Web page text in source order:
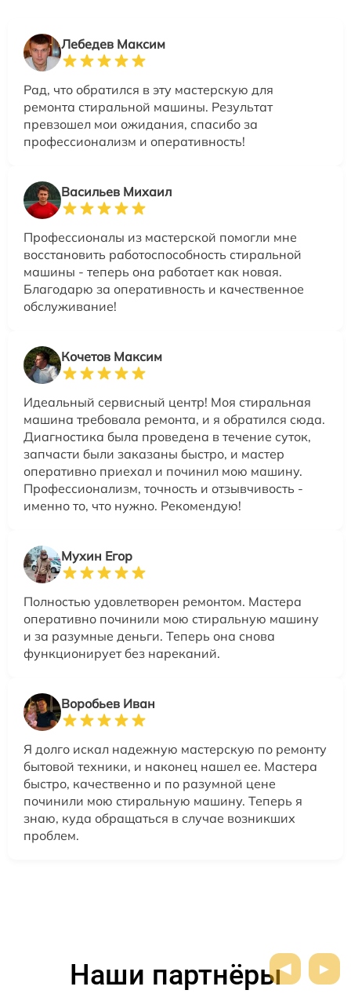
Лебедев Максим
Рад, что обратился в эту мастерскую для
ремонта стиральной машины. Результат
превзошел мои ожидания, спасибо за
профессионализм и оперативность!
Васильев Михаил
Профессионалы из мастерской помогли мне
восстановить работоспособность стиральной
машины - теперь она работает как новая.
Благодарю за оперативность и качественное
обслуживание!
Кочетов Максим
Идеальный сервисный центр! Моя стиральная
машина требовала ремонта, и я обратился сюда.
Диагностика была проведена в течение суток,
запчасти были заказаны быстро, и мастер
оперативно приехал и починил мою машину.
Профессионализм, точность и отзывчивость -
именно то, что нужно. Рекомендую!
Мухин Егор
Полностью удовлетворен ремонтом. Мастера
оперативно починили мою стиральную машину
и за разумные деньги. Теперь она снова
функционирует без нареканий.
Воробьев Иван
Я долго искал надежную мастерскую по ремонту
бытовой техники, и наконец нашел ее. Мастера
быстро, качественно и по разумной цене
починили мою стиральную машину. Теперь я
знаю, куда обращаться в случае возникших
проблем.
Наши партнёры